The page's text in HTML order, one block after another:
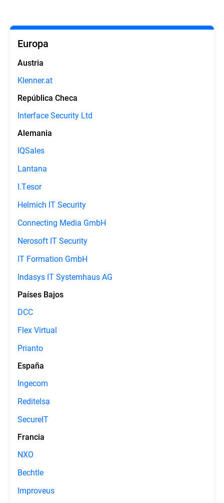
Europa
Austria
Klenner.at
República Checa
Interface Security Ltd
Alemania
IQSales
Lantana
I.Tesor
Helmich IT Security
Connecting Media GmbH
Nerosoft IT Security
IT Formation GmbH
Indasys IT Systemhaus AG
Países Bajos
DCC
Flex Virtual
Prianto
España
Ingecom
Reditelsa
SecureIT
Francia
NXO
Bechtle
Improveus